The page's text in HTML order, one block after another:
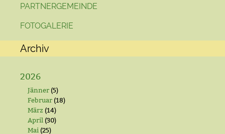
PARTNERGEMEINDE
FOTOGALERIE
Archiv
2026
Jänner (5)
Februar (18)
März (14)
April (30)
Mai (25)